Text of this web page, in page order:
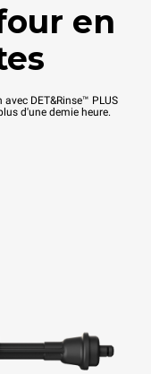
en
DET&Rinse™ PLUS
d'une demie heure.